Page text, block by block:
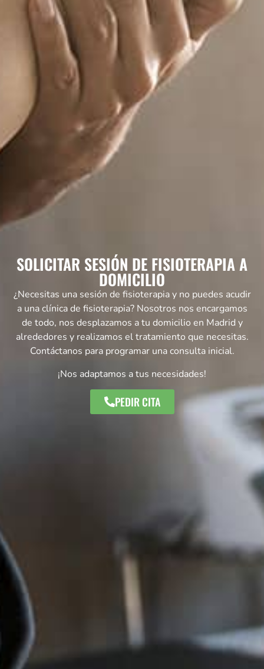
SOLICITAR SESIÓN DE FISIOTERAPIA A
DOMICILIO
¿Necesitas una sesión de fisioterapia y no puedes acudir
a una clínica de fisioterapia? Nosotros nos encargamos
de todo, nos desplazamos a tu domicilio en Madrid y
alrededores y realizamos el tratamiento que necesitas.
Contáctanos para programar una consulta inicial.
¡Nos adaptamos a tus necesidades!
PEDIR CITA